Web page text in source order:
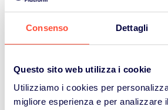
Consenso Dettagli
Questo sito web utilizza i cookie
Utilizziamo i cookies per
migliore esperienza e per analizzare
In Italia, per quanto
RAEE, la Direttiva Europea
Pile e Accumulatori e ai
Accumulatori è stata
D.Lgs. 188/2008.